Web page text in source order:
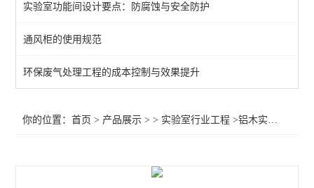
实验室功能间设计要点：防腐蚀与安全防护
通风柜的使用规范
环保废气处理工程的成本控制与效果提升
你的位置：首页 > 产品展示 > > 实验室行业工程 >铝木实验台